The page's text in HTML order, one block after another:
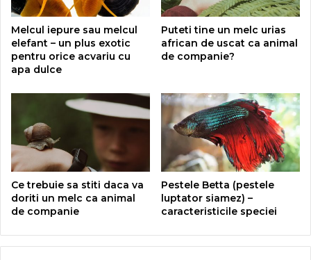
Melcul iepure sau melcul
elefant – un plus exotic
pentru orice acvariu cu
apa dulce
Puteti tine un melc urias
african de uscat ca animal
de companie?
Ce trebuie sa stiti daca va
doriti un melc ca animal
de companie
Pestele Betta (pestele
luptator siamez) –
caracteristicile speciei